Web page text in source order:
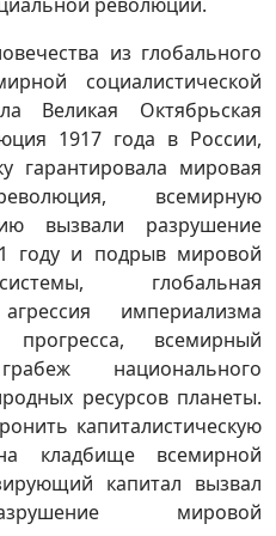
из глобального
социалистической
Великая Октябрьская
1917 года в России,
гарантировала мировая
всемирную
вызвали разрушение
году и подрыв мировой
глобальная
империализма
прогресса, всемирный
национального
ресурсов планеты.
капиталистическую
кладбище всемирной
капитал вызвал
мировой